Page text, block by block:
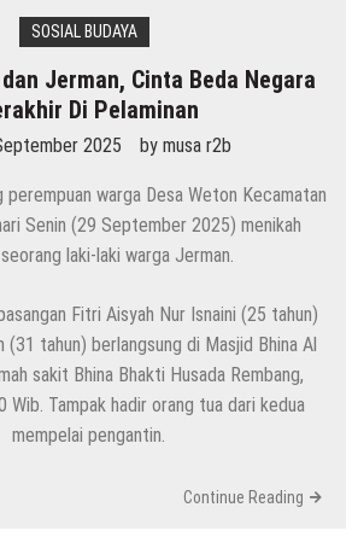
SOSIAL BUDAYA
Jerman, Cinta Beda Negara
Di Pelaminan
2025 by musa r2b
perempuan warga Desa Weton Kecamatan
Senin (29 September 2025) menikah
laki-laki warga Jerman.
Fitri Aisyah Nur Isnaini (25 tahun)
(31 tahun) berlangsung di Masjid Bhina Al
sakit Bhina Bhakti Husada Rembang,
Wib. Tampak hadir orang tua dari kedua
mempelai pengantin.
Continue Reading